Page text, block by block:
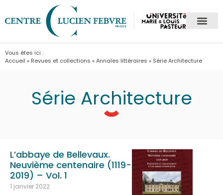
Vous êtes ici :
Accueil » Revues et collections »Annales littéraires » Série Architecture
Série Architecture
L’abbaye de Bellevaux.
Neuvième centenaire (1119-
2019) – Vol. 1
1 janvier 2022